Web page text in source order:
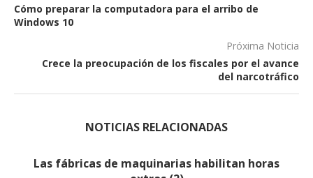
Cómo preparar la computadora para el arribo de
Windows 10
Próxima Noticia
Crece la preocupación de los fiscales por el avance
del narcotráfico
NOTICIAS RELACIONADAS
Las fábricas de maquinarias habilitan horas